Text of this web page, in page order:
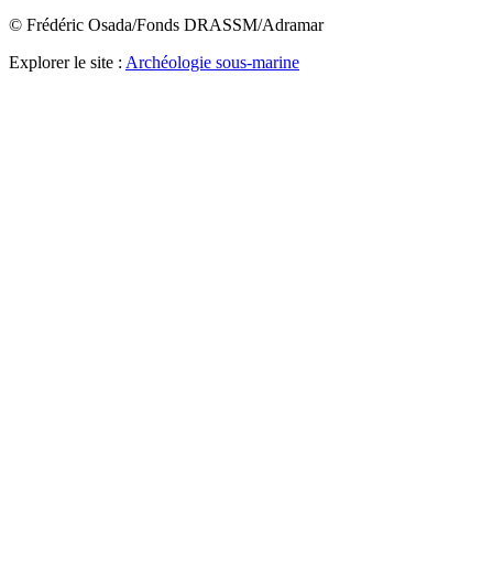
© Frédéric Osada/Fonds DRASSM/Adramar
Explorer le site : Archéologie sous-marine